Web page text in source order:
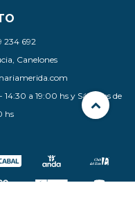
234 692
Canelones
a 19:00 hs y Sábados de
hs